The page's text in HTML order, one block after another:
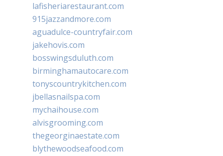
lafisheriarestaurant.com
915jazzandmore.com
aguadulce-countryfair.com
jakehovis.com
bosswingsduluth.com
birminghamautocare.com
tonyscountrykitchen.com
jbellasnailspa.com
mychaihouse.com
alvisgrooming.com
thegeorginaestate.com
blythewoodseafood.com